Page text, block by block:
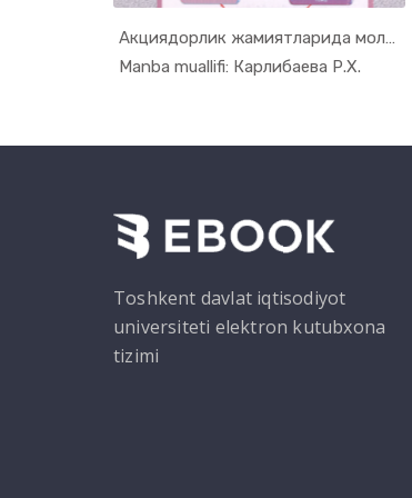
Акциядорлик жамиятларида молияви...
Manba muallifi: Карлибаева Р.Х.
In Moliya,...
Toshkent davlat iqtisodiyot
universiteti elektron kutubxona
tizimi